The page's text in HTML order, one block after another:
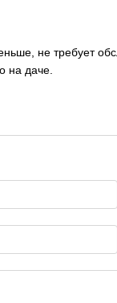
не требует
на даче.